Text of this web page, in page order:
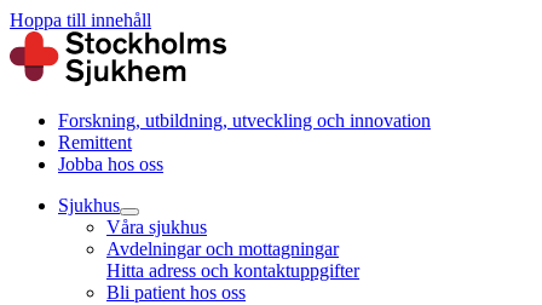
Hoppa till innehåll
Forskning, utbildning, utveckling och innovation
Remittent
Jobba hos oss
Sjukhus
Våra sjukhus
Avdelningar och mottagningar
Hitta adress och kontaktuppgifter
Bli patient hos oss